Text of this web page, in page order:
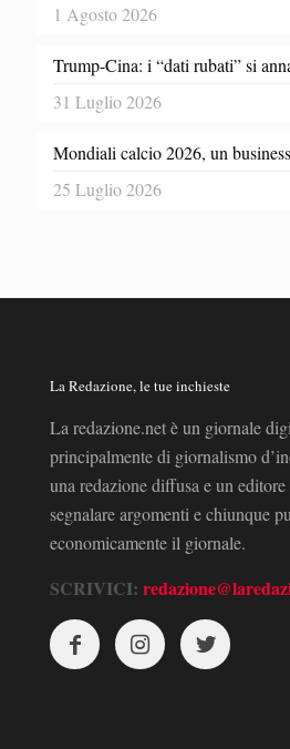
1 Agosto 2026
Trump-Cina: i “dati rubati” si
31 Luglio 2026
Mondiali calcio 2026, un
25 Luglio 2026
La Redazione, le tue inchieste
La redazione.net è un giornale
principalmente di giornalismo
una redazione diffusa e un
segnalare argomenti e chiunque
economicamente il giornale.
SCRIVICI: